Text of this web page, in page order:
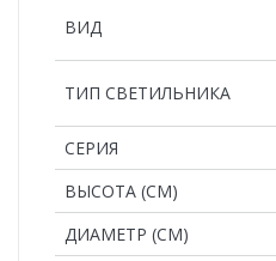
ВИД
ТИП СВЕТИЛЬНИКА
СЕРИЯ
ВЫСОТА (СМ)
ДИАМЕТР (СМ)